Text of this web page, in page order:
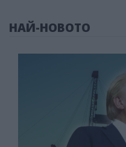
НАЙ-НОВОТО